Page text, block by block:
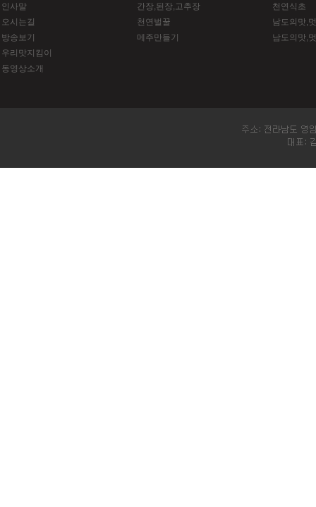
인사말
오시는길
방송보기
우리맛지킴이
동영상소개
간장,된장,고추장
천연벌꿀
메주만들기
천연식초
남도의맛,
남도의맛,